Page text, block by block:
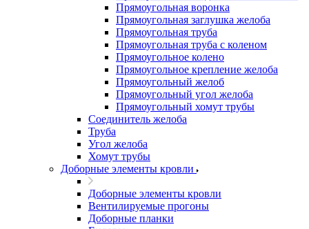
Прямоугольная воронка
Прямоугольная заглушка желоба
Прямоугольная труба
Прямоугольная труба c коленом
Прямоугольное колено
Прямоугольное крепление желоба
Прямоугольный желоб
Прямоугольный угол желоба
Прямоугольный хомут трубы
Соединитель желоба
Труба
Угол желоба
Хомут трубы
Доборные элементы кровли
Доборные элементы кровли
Вентилируемые прогоны
Доборные планки